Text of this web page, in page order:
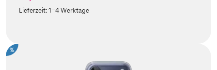
Lieferzeit:1-4 Werktage
%